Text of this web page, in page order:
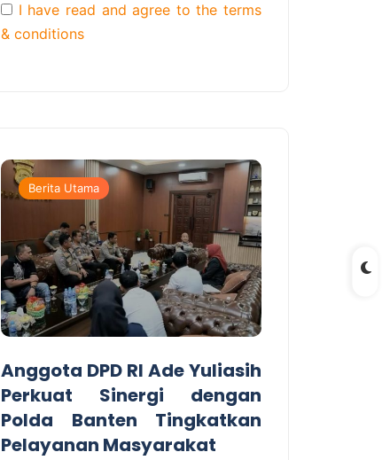
I have read and agree to the terms
& conditions
Berita Utama
Anggota DPD RI Ade Yuliasih
Perkuat Sinergi dengan
Polda Banten Tingkatkan
Pelayanan Masyarakat